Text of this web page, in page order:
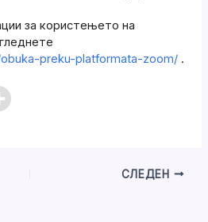
за користењето на
preku-platformata-zoom/ .
СЛЕДЕН